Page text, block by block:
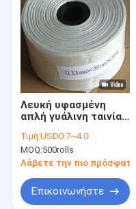
Λευκή υφασμένη
απλή γυάλινη ταινία
πλάτος
Τιμή:USD0.7~4.0
MOQ:500rolls
Λάβετε την πιο πρόσφατη
Επικοινωνήστε